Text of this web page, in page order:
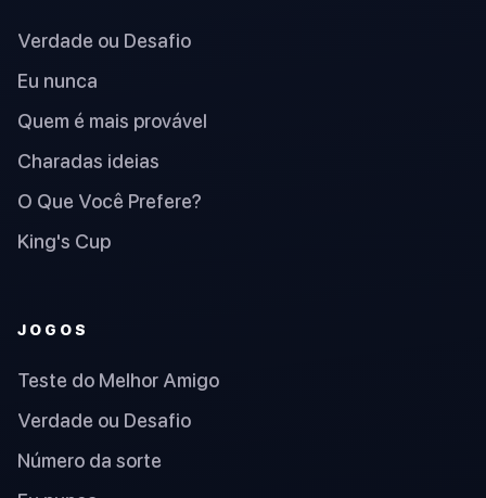
Verdade ou Desafio
Eu nunca
Quem é mais provável
Charadas ideias
O Que Você Prefere?
King's Cup
JOGOS
Teste do Melhor Amigo
Verdade ou Desafio
Número da sorte